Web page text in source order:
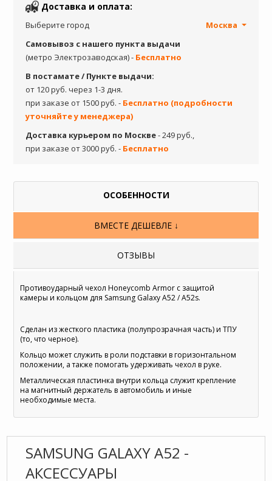
Доставка и оплата:
Выберите город
Москва
Самовывоз с нашего пункта выдачи
(метро Электрозаводская) - Бесплатно
В постамате / Пункте выдачи:
от 120 руб. через 1-3 дня.
при заказе от 1500 руб. - Бесплатно (подробности
уточняйте у менеджера)
Доставка курьером по Москве- 249 руб.,
при заказе от 3000 руб. - Бесплатно
ОСОБЕННОСТИ
ВМЕСТЕ ДЕШЕВЛЕ ↓
ОТЗЫВЫ
Противоударный чехол Honeycomb Armor с защитой
камеры и кольцом для Samsung Galaxy A52 / A52s.
Сделан из жесткого пластика (полупрозрачная часть) и ТПУ
(то, что черное).
Кольцо может служить в роли подставки в горизонтальном
положении, а также помогать удерживать чехол в руке.
Металлическая пластинка внутри кольца служит крепление
на магнитный держатель в автомобиль и иные
необходимые места.
SAMSUNG GALAXY A52 -
АКСЕССУАРЫ